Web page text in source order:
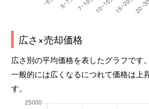
広さ×売却価格
広さ別の平均価格を表したグラフです。
一般的には広くなるにつれて価格は上
す。